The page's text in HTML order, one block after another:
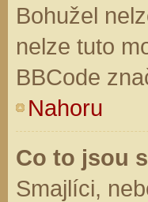
Bohužel
nelze tuto
BBCode
Nahoru
Co to jsou
Smajlíci,